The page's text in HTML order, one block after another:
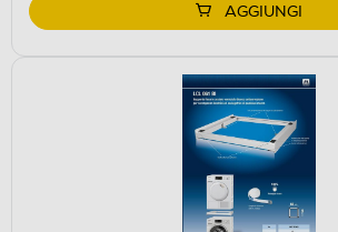
AGGIUNGI